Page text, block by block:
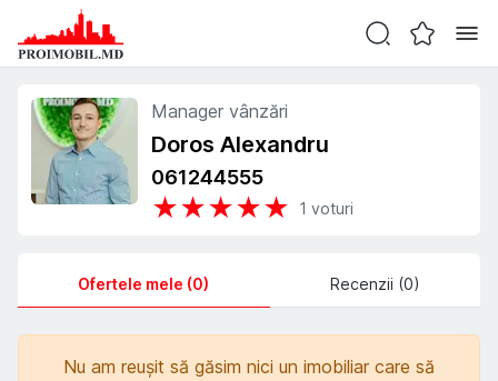
Manager vânzări
Doros Alexandru
061244555
★
★
★
★
★ 1 voturi
Ofertele mele (0) Recenzii (0)
Nu am reușit să găsim nici un imobiliar care să